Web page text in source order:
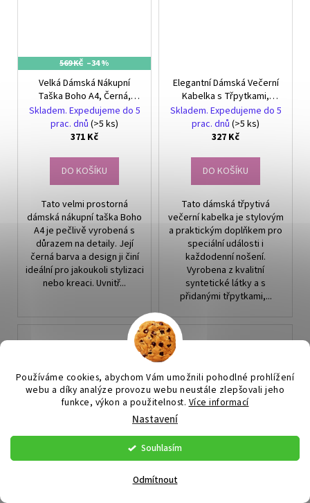
Používáme cookies, abychom Vám umožnili pohodlné prohlížení
webu a díky analýze provozu webu neustále zlepšovali jeho
funkce, výkon a použitelnost. Více informací
Nastavení
Odmítnout
Souhlasím
569 KČ –34 %
Velká Dámská Nákupní
Taška Boho A4, Černá,
Ekologická Kůže, 36x29x10
cm
Skladem. Expedujeme do 5
prac. dnů (>5 ks)
371 Kč
DO KOŠÍKU
Tato velmi prostorná
dámská nákupní taška Boho
A4 je pečlivě vyrobená s
důrazem na detaily. Její
černá barva a design ji činí
ideální pro jakoukoli stylizaci
nebo kreaci. Uvnitř...
Elegantní Dámská Večerní
Kabelka s Třpytkami,
Stříbrná, Syntetický
Materiál, 25.5x13 cm
Skladem. Expedujeme do 5
prac. dnů (>5 ks)
327 Kč
DO KOŠÍKU
Tato dámská třpytivá
večerní kabelka je stylovým
a praktickým doplňkem pro
speciální události i
každodenní nošení.
Vyrobena z kvalitní
syntetické látky a s
přidanými třpytkami,...
popruh na kabelku, černá
Skladem. Expedujeme do 5
rameno pro pány,
syntetická tkanina Oxford,
Skladem. Expedujeme do 5